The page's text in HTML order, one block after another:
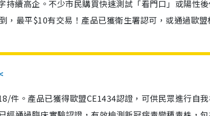
續高企。不少市民購買快速測試「看門口」或陽性
，最平$10有交易！產品已獲衛生署認可，或通過歐盟
件。產品已獲得歐盟CE1434認證，可供民眾進行自